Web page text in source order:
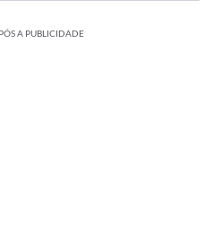
A PUBLICIDADE